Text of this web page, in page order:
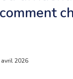
avril 2026